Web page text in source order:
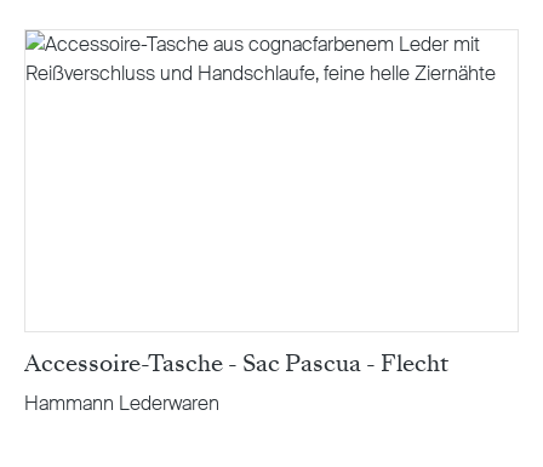
Accessoire-Tasche - Sac Pascua - Flecht
Hammann Lederwaren